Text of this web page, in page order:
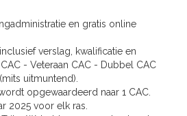
en gratis online
verslag, kwalificatie en
- Veteraan CAC - Dubbel CAC
uitmuntend).
opgewaardeerd naar 1 CAC.
2025 voor elk ras.